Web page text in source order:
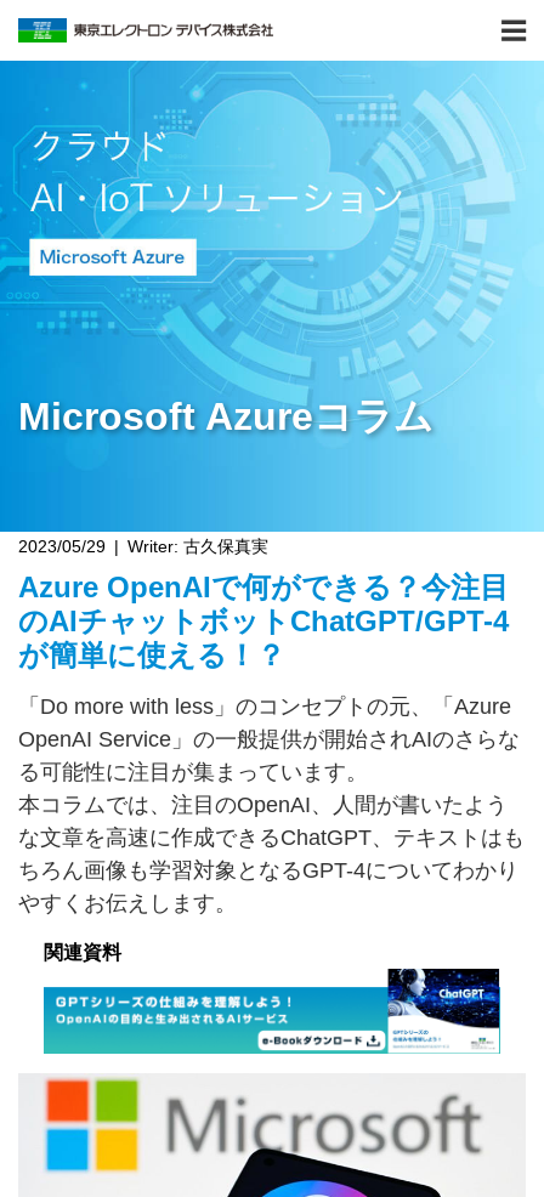
Microsoft Azureコラム
2023/05/29 Writer: 古久保真実
Azure OpenAIで何ができる？今注目
のAIチャットボットChatGPT/GPT-4
が簡単に使える！？
「Do more with less」のコンセプトの元、「Azure
OpenAI Service」の一般提供が開始されAIのさらな
る可能性に注目が集まっています。
本コラムでは、注目のOpenAI、人間が書いたよう
な文章を高速に作成できるChatGPT、テキストはも
ちろん画像も学習対象となるGPT-4についてわかり
やすくお伝えします。
関連資料